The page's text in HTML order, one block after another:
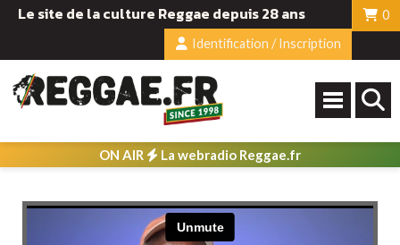
Le site de la culture Reggae depuis 28 ans
0
Identification / Inscription
ON AIR La webradio Reggae.fr